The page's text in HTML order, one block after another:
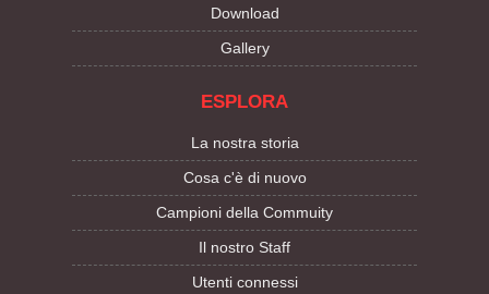
Download
Gallery
ESPLORA
La nostra storia
Cosa c'è di nuovo
Campioni della Commuity
Il nostro Staff
Utenti connessi